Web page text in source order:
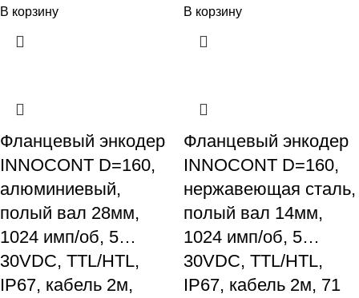
В корзину
В корзину
Фланцевый энкодер
INNOCONT D=160,
алюминиевый,
полый вал 28мм,
1024 имп/об, 5…
30VDC, TTL/HTL,
IP67, кабель 2м,
Фланцевый энкодер
INNOCONT D=160,
нержавеющая сталь,
полый вал 14мм,
1024 имп/об, 5…
30VDC, TTL/HTL,
IP67, кабель 2м, 71